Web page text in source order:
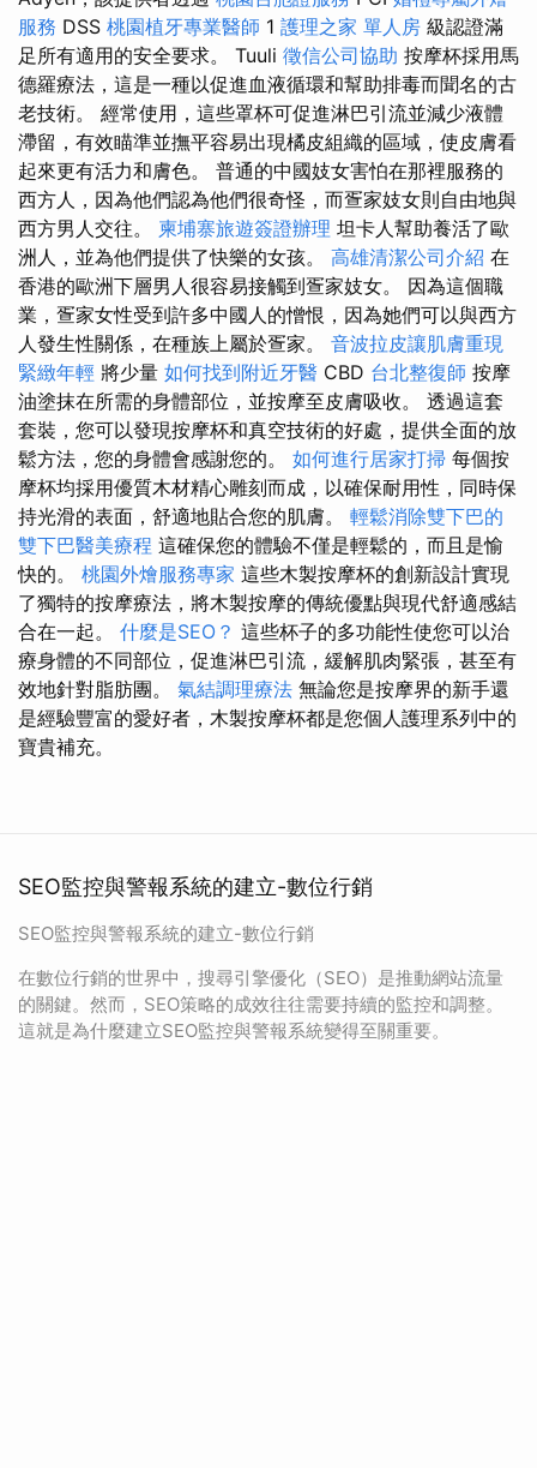
服務 DSS 桃園植牙專業醫師 1 護理之家 單人房 級認證滿
足所有適用的安全要求。 Tuuli 徵信公司協助 按摩杯採用馬
德羅療法，這是一種以促進血液循環和幫助排毒而聞名的古
老技術。 經常使用，這些罩杯可促進淋巴引流並減少液體
滯留，有效瞄準並撫平容易出現橘皮組織的區域，使皮膚看
起來更有活力和膚色。 普通的中國妓女害怕在那裡服務的
西方人，因為他們認為他們很奇怪，而疍家妓女則自由地與
西方男人交往。 柬埔寨旅遊簽證辦理 坦卡人幫助養活了歐
洲人，並為他們提供了快樂的女孩。 高雄清潔公司介紹 在
香港的歐洲下層男人很容易接觸到疍家妓女。 因為這個職
業，疍家女性受到許多中國人的憎恨，因為她們可以與西方
人發生性關係，在種族上屬於疍家。 音波拉皮讓肌膚重現
緊緻年輕 將少量 如何找到附近牙醫 CBD 台北整復師 按摩
油塗抹在所需的身體部位，並按摩至皮膚吸收。 透過這套
套裝，您可以發現按摩杯和真空技術的好處，提供全面的放
鬆方法，您的身體會感謝您的。 如何進行居家打掃 每個按
摩杯均採用優質木材精心雕刻而成，以確保耐用性，同時保
持光滑的表面，舒適地貼合您的肌膚。 輕鬆消除雙下巴的
雙下巴醫美療程 這確保您的體驗不僅是輕鬆的，而且是愉
快的。 桃園外燴服務專家 這些木製按摩杯的創新設計實現
了獨特的按摩療法，將木製按摩的傳統優點與現代舒適感結
合在一起。 什麼是SEO？ 這些杯子的多功能性使您可以治
療身體的不同部位，促進淋巴引流，緩解肌肉緊張，甚至有
效地針對脂肪團。 氣結調理療法 無論您是按摩界的新手還
是經驗豐富的愛好者，木製按摩杯都是您個人護理系列中的
寶貴補充。
SEO監控與警報系統的建立-數位行銷
SEO監控與警報系統的建立-數位行銷
在數位行銷的世界中，搜尋引擎優化（SEO）是推動網站流量
的關鍵。然而，SEO策略的成效往往需要持續的監控和調整。
這就是為什麼建立SEO監控與警報系統變得至關重要。